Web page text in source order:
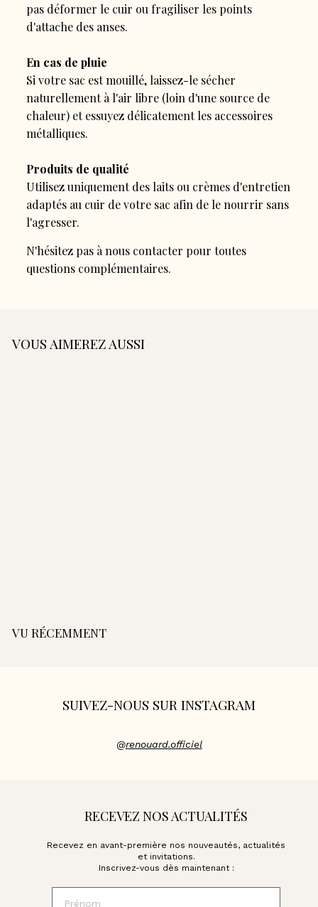
pas déformer le cuir ou fragiliser les points
d'attache des anses.
En cas de pluie
Si votre sac est mouillé, laissez-le sécher
naturellement à l'air libre (loin d'une source de
chaleur) et essuyez délicatement les accessoires
métalliques.
Produits de qualité
Utilisez uniquement des laits ou crèmes d'entretien
adaptés au cuir de votre sac afin de le nourrir sans
l'agresser.
N'hésitez pas à nous contacter pour toutes
questions complémentaires.
VOUS AIMEREZ AUSSI
€
VU RÉCEMMENT
SUIVEZ-NOUS SUR INSTAGRAM
@renouard.officiel
RECEVEZ NOS ACTUALITÉS
Recevez en avant-première nos nouveautés, actualités
et invitations.
Inscrivez-vous dès maintenant :